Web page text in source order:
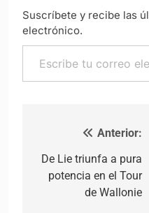
Suscríbete y recibe las
electrónico.
Escribe tu correo
Navegación
Anterior:
De Lie triunfa a pura
potencia en el Tour
de Wallonie